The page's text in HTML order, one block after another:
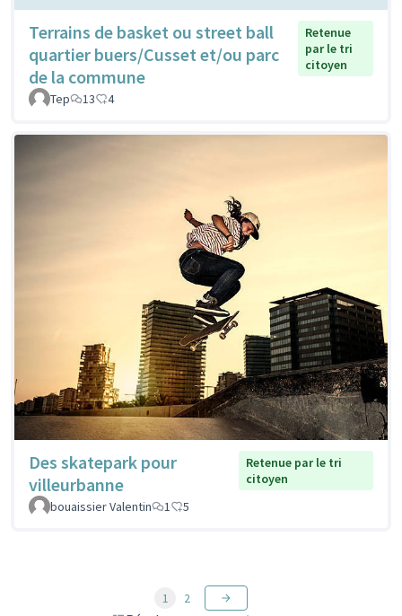
Terrains de basket ou street ball
quartier buers/Cusset et/ou parc
de la commune
Retenue
par le tri
citoyen
Tep 13 4
Des skatepark pour
villeurbanne
Retenue par le tri
citoyen
bouaissier Valentin
1 5
1 2